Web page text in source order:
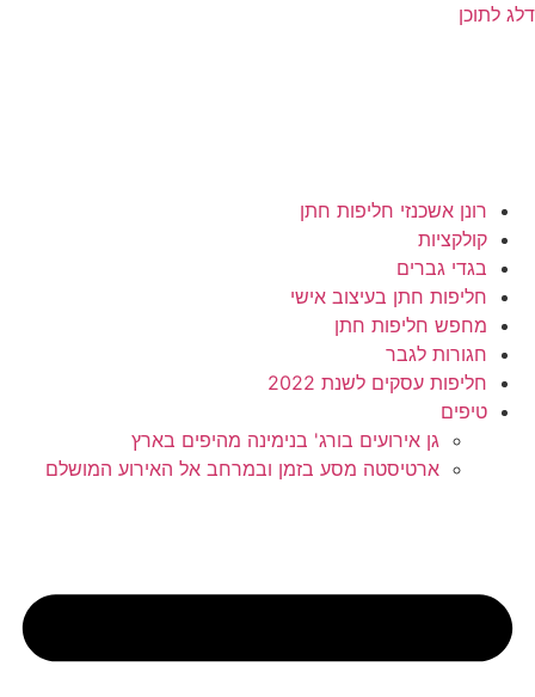
דלג לתוכן
רונן אשכנזי חליפות חתן
קולקציות
בגדי גברים
חליפות חתן בעיצוב אישי
מחפש חליפות חתן
חגורות לגבר
חליפות עסקים לשנת 2022
טיפים
גן אירועים בורג' בנימינה מהיפים בארץ
ארטיסטה מסע בזמן ובמרחב אל האירוע המושלם